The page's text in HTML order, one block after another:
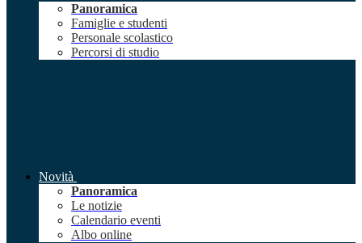
Panoramica
Famiglie e studenti
Personale scolastico
Percorsi di studio
Novità
Panoramica
Le notizie
Calendario eventi
Albo online